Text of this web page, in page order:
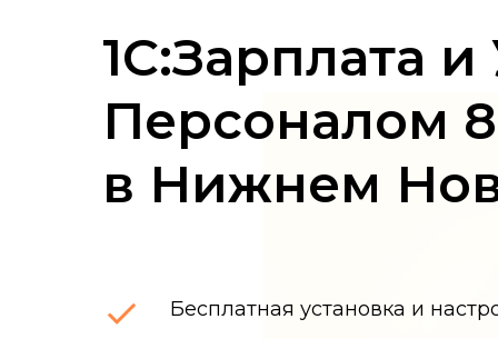
1С:Зарплата
Персоналом 8
в Нижнем
Бесплатная установка и